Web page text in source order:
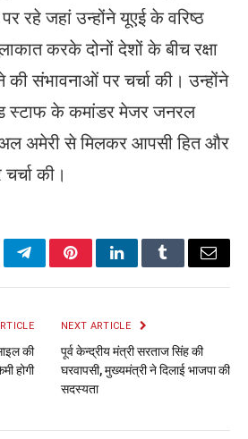
रहे जहां उन्होंने यूएई के वरिष्ठ
करके दोनों देशों के बीच रक्षा
संभावनाओं पर चर्चा की। उन्होंने
स्टाफ के कमांडर मेजर जनरल
अल अमेरी से मिलकर आपसी हित और
चर्चा की।
TelegramPinterestLinkedInTumblrEmail
की
होगी
NEXT ARTICLE
पूर्व केन्द्रीय मंत्री सरताज सिंह की
घरवापसी, मुख्यमंत्री ने दिलाई भाजपा की
सदस्यता